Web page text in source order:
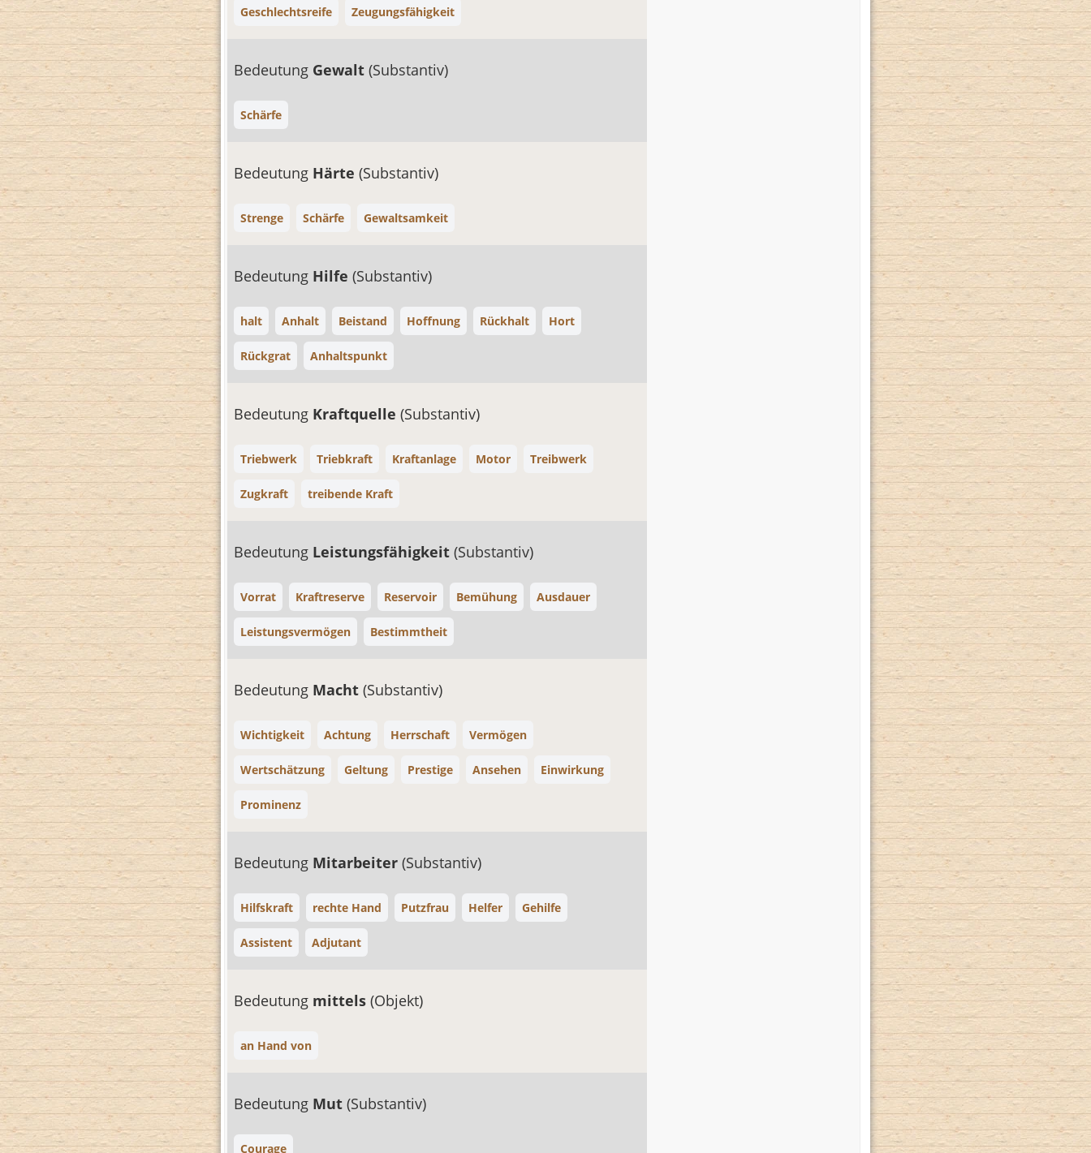
Geschlechtsreife Zeugungsfähigkeit
Bedeutung Gewalt (Substantiv)
Schärfe
Bedeutung Härte (Substantiv)
Strenge Schärfe Gewaltsamkeit
Bedeutung Hilfe (Substantiv)
halt Anhalt Beistand Hoffnung Rückhalt Hort
Rückgrat Anhaltspunkt
Bedeutung Kraftquelle (Substantiv)
Triebwerk Triebkraft Kraftanlage Motor Treibwerk
Zugkraft treibende Kraft
Bedeutung Leistungsfähigkeit (Substantiv)
Vorrat Kraftreserve Reservoir Bemühung Ausdauer
Leistungsvermögen Bestimmtheit
Bedeutung Macht (Substantiv)
Wichtigkeit Achtung Herrschaft Vermögen
Wertschätzung Geltung Prestige Ansehen Einwirkung
Prominenz
Bedeutung Mitarbeiter (Substantiv)
Hilfskraft rechte Hand Putzfrau Helfer Gehilfe
Assistent Adjutant
Bedeutung mittels (Objekt)
an Hand von
Bedeutung Mut (Substantiv)
Courage